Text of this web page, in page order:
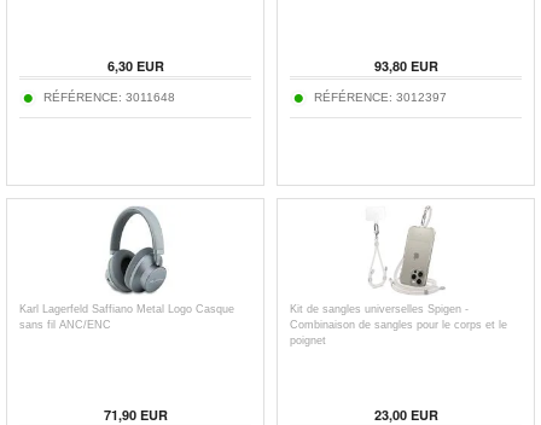
6,30EUR
RÉFÉRENCE: 3011648
93,80EUR
RÉFÉRENCE: 3012397
Karl Lagerfeld Saffiano Metal Logo Casque
sans fil ANC/ENC
71,90EUR
Kit de sangles universelles Spigen -
Combinaison de sangles pour le corps et le
poignet
23,00EUR